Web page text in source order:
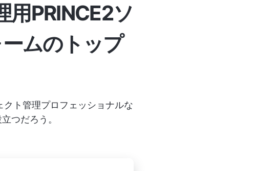
PRINCE2ソ
ムのトップ
ト管理プロフェッショナルな
つだろう。